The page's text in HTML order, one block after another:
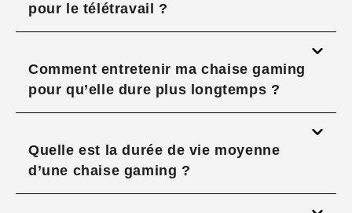
pour le télétravail ?
Comment entretenir ma chaise gaming
pour qu’elle dure plus longtemps ?
Quelle est la durée de vie moyenne
d’une chaise gaming ?